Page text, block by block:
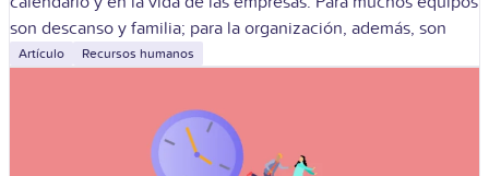
son descanso y familia; para la organización, además, son
Artículo Recursos humanos